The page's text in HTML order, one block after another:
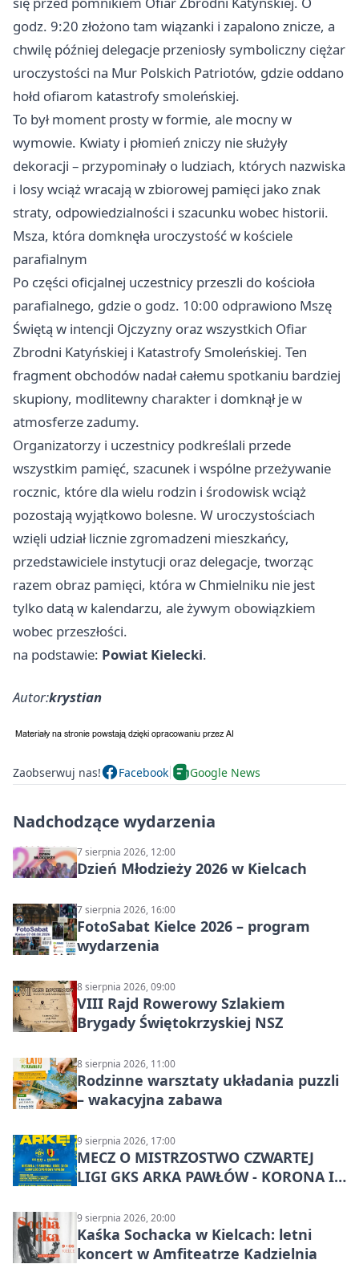
godz. 9:20 złożono tam wiązanki i zapalono znicze, a
chwilę później delegacje przeniosły symboliczny ciężar
uroczystości na Mur Polskich Patriotów, gdzie oddano
hołd ofiarom katastrofy smoleńskiej.
To był moment prosty w formie, ale mocny w
wymowie. Kwiaty i płomień zniczy nie służyły
dekoracji – przypominały o ludziach, których nazwiska
i losy wciąż wracają w zbiorowej pamięci jako znak
straty, odpowiedzialności i szacunku wobec historii.
Msza, która domknęła uroczystość w kościele
parafialnym
Po części oficjalnej uczestnicy przeszli do kościoła
parafialnego, gdzie o godz. 10:00 odprawiono Mszę
Świętą w intencji Ojczyzny oraz wszystkich Ofiar
Zbrodni Katyńskiej i Katastrofy Smoleńskiej. Ten
fragment obchodów nadał całemu spotkaniu bardziej
skupiony, modlitewny charakter i domknął je w
atmosferze zadumy.
Organizatorzy i uczestnicy podkreślali przede
wszystkim pamięć, szacunek i wspólne przeżywanie
rocznic, które dla wielu rodzin i środowisk wciąż
pozostają wyjątkowo bolesne. W uroczystościach
wzięli udział licznie zgromadzeni mieszkańcy,
przedstawiciele instytucji oraz delegacje, tworząc
razem obraz pamięci, która w Chmielniku nie jest
tylko datą w kalendarzu, ale żywym obowiązkiem
wobec przeszłości.
na podstawie: Powiat Kielecki.
Autor:krystian
Zaobserwuj nas! Facebook Google News
Nadchodzące wydarzenia
7 sierpnia 2026, 12:00
Dzień Młodzieży 2026 w Kielcach
7 sierpnia 2026, 16:00
FotoSabat Kielce 2026 – program
wydarzenia
8 sierpnia 2026, 09:00
VIII Rajd Rowerowy Szlakiem
Brygady Świętokrzyskiej NSZ
8 sierpnia 2026, 11:00
Rodzinne warsztaty układania puzzli
– wakacyjna zabawa
9 sierpnia 2026, 17:00
MECZ O MISTRZOSTWO CZWARTEJ
LIGI GKS ARKA PAWŁÓW - KORONA III
9 sierpnia 2026, 20:00
Kaśka Sochacka w Kielcach: letni
koncert w Amfiteatrze Kadzielnia